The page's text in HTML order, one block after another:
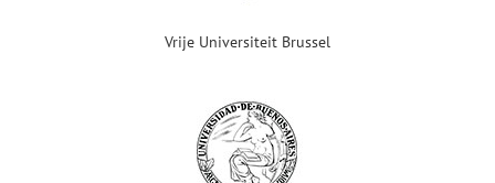
Vrije Universiteit Brussel